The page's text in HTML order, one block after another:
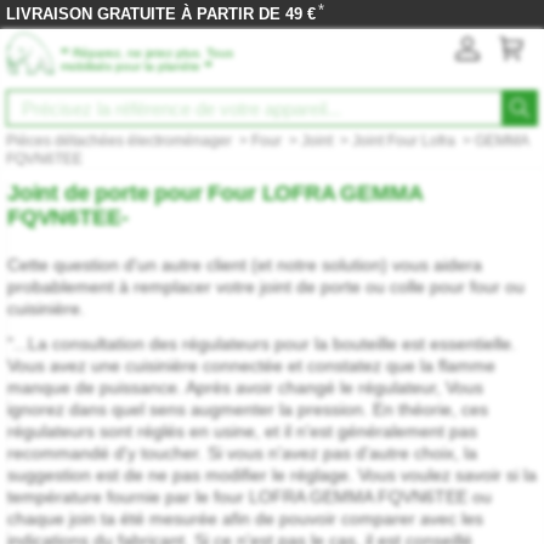
LIVRAISON GRATUITE À PARTIR DE 49 €*
‟ Réparez, ne jetez plus. Tous
mobilisés pour la planète ”
Pièces détachées électroménager Four Joint Joint Four Lofra
FQVN6TEE
Joint de porte pour Four LOFRA GEMMA
FQVN6TEE-
Cette question d'un autre client (et notre solution) vous aidera
probablement à remplacer votre joint de porte ou colle pour four ou
cuisinière.
"...La consultation des régulateurs pour la bouteille est essentielle.
Vous avez une cuisinière connectée et constatez que la flamme
manque de puissance. Après avoir changé le régulateur, Vous
ignorez dans quel sens augmenter la pression. En théorie, ces
régulateurs sont réglés en usine, et il n'est généralement pas
recommandé d'y toucher. Si vous n'avez pas d'autre choix, la
suggestion est de ne pas modifier le réglage. Vous voulez savoir si la
température fournie par le four LOFRA GEMMA FQVN6TEE ou
chaque join ta été mesurée afin de pouvoir comparer avec les